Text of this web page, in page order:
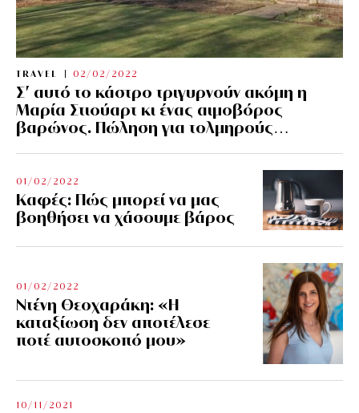
TRAVEL 02/02/2022
Σ’ αυτό το κάστρο τριγυρνούν ακόμη η
Μαρία Στιούαρτ κι ένας αιμοβόρος
βαρώνος. Πώληση για τολμηρούς…
01/02/2022
Kαφές: Πώς μπορεί να μας
βοηθήσει να χάσουμε βάρος
01/02/2022
Ντένη Θεοχαράκη: «Η
καταξίωση δεν αποτέλεσε
ποτέ αυτοσκοπό μου»
10/11/2021